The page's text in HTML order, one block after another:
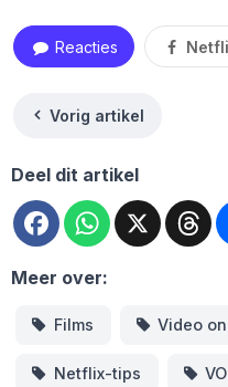
Reacties
Vorig artikel
Deel dit artikel
FacebookWhatsApp
X
Meer over:
Films Video
Netflix-tips